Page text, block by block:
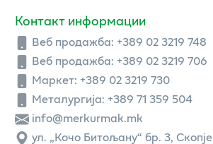
Контакт информации
Веб продажба: +389 02 3219 748
Веб продажба: +389 02 3219 706
Маркет: +389 02 3219 730
Металургија: +389 71 359 504
info@merkurmak.mk
ул. „Кочо Битољану“ бр. 3, Скопје